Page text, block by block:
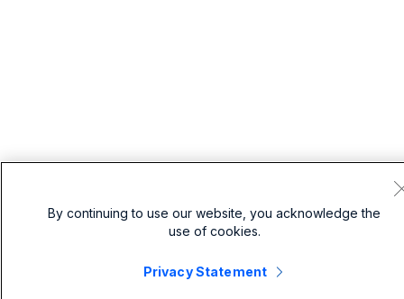
By continuing to use our website, you acknowledge the
use of cookies.
Privacy Statement